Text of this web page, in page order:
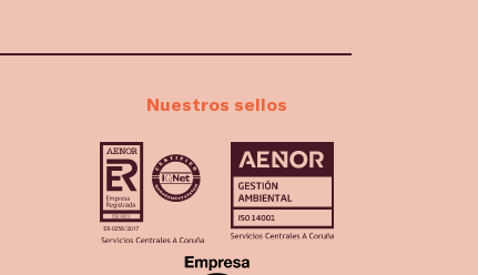
Nuestros sellos